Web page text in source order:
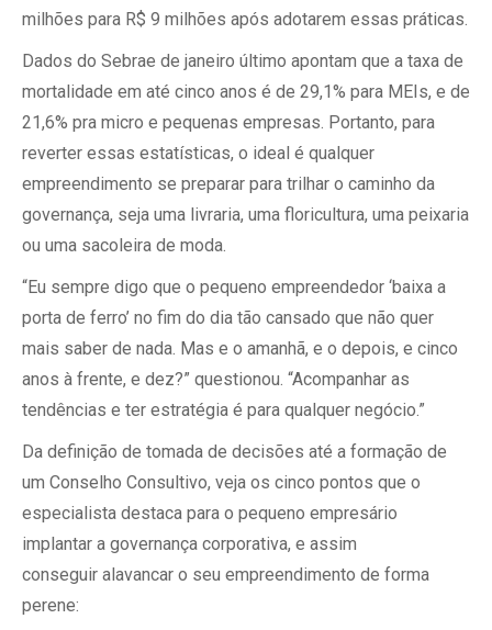
milhões para R$ 9 milhões após adotarem essas práticas.
Dados do Sebrae de janeiro último apontam que a taxa de
mortalidade em até cinco anos é de 29,1% para MEIs, e de
21,6% pra micro e pequenas empresas. Portanto, para
reverter essas estatísticas, o ideal é qualquer
empreendimento se preparar para trilhar o caminho da
governança, seja uma livraria, uma floricultura, uma peixaria
ou uma sacoleira de moda.
“Eu sempre digo que o pequeno empreendedor ‘baixa a
porta de ferro’ no fim do dia tão cansado que não quer
mais saber de nada. Mas e o amanhã, e o depois, e cinco
anos à frente, e dez?” questionou. “Acompanhar as
tendências e ter estratégia é para qualquer negócio.”
Da definição de tomada de decisões até a formação de
um Conselho Consultivo, veja os cinco pontos que o
especialista destaca para o pequeno empresário
implantar a governança corporativa, e assim
conseguir alavancar o seu empreendimento de forma
perene: